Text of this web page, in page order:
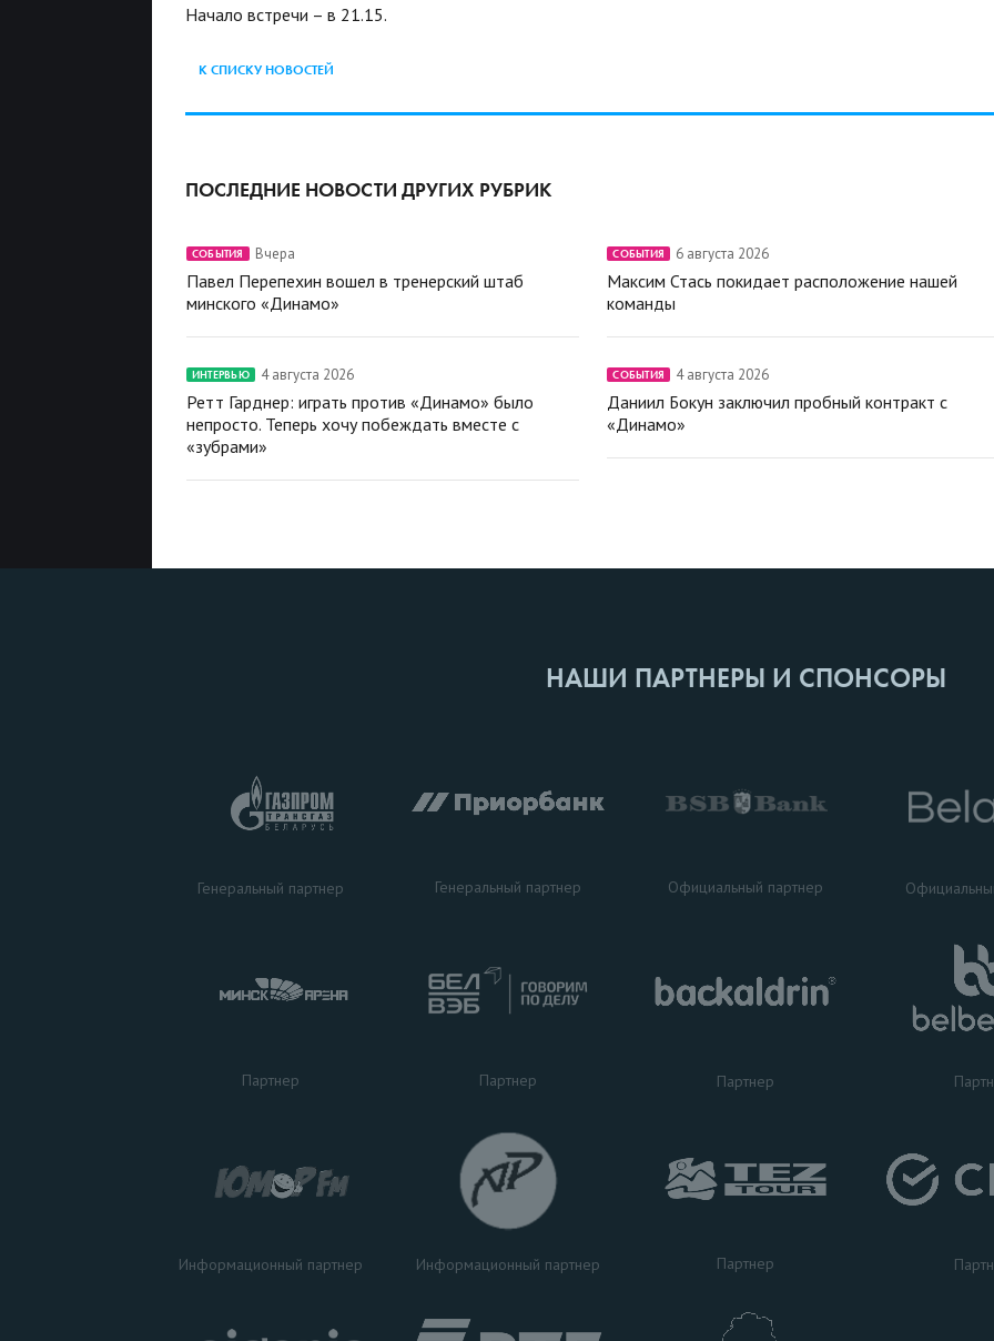
Начало встречи – в 21.15.
К СПИСКУ НОВОСТЕЙ
ПОСЛЕДНИЕ НОВОСТИ ДРУГИХ РУБРИК
СОБЫТИЯ Вчера
Павел Перепехин вошел в тренерский штаб
минского «Динамо»
СОБЫТИЯ 6 августа 2026
Максим Стась покидает расположение нашей
команды
ИНТЕРВЬЮ 4 августа 2026
Ретт Гарднер: играть против «Динамо» было
непросто. Теперь хочу побеждать вместе с
«зубрами»
СОБЫТИЯ 4 августа 2026
Даниил Бокун заключил пробный контракт с
«Динамо»
НАШИ ПАРТНЕРЫ И СПОНСОРЫ
Генеральный партнер Генеральный партнер Официальный партнер
Партнер Партнер Партнер
Информационный партнер Информационный партнер Партнер